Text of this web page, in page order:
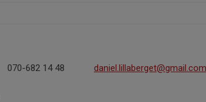
070-682 14 48
daniel.lillaberget@gmail.com